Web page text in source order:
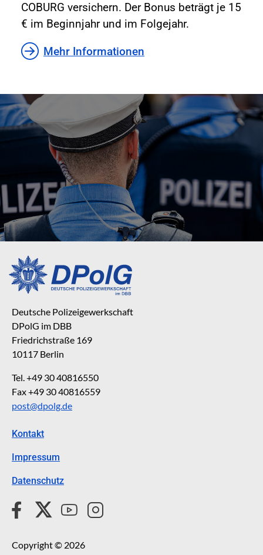
COBURG versichern. Der Bonus beträgt je 15
€ im Beginnjahr und im Folgejahr.
Mehr Informationen
Deutsche Polizeigewerkschaft
DPolG im DBB
Friedrichstraße 169
10117 Berlin
Tel. +49 30 40816550
Fax +49 30 40816559
post@dpolg.de
Kontakt
Impressum
Datenschutz
Copyright © 2026